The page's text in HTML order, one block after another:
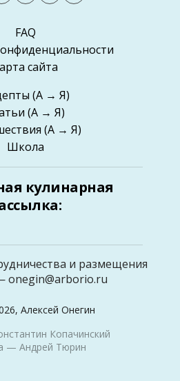
FAQ
сайта
(А → Я)
(А → Я)
(А → Я)
Школа
кулинарная
и размещения
onegin@arborio.ru
Алексей Онегин
Копачинский
— Андрей Тюрин